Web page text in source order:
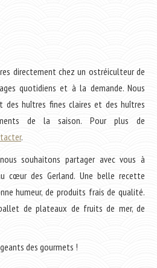
directement chez un ostréiculteur de
quotidiens et à la demande. Nous
des huîtres fines claires et des huîtres
de la saison. Pour plus de
.
souhaitons partager avec vous à
cœur des Gerland. Une belle recette
humeur, de produits frais de qualité.
de plateaux de fruits de mer, de
des gourmets !